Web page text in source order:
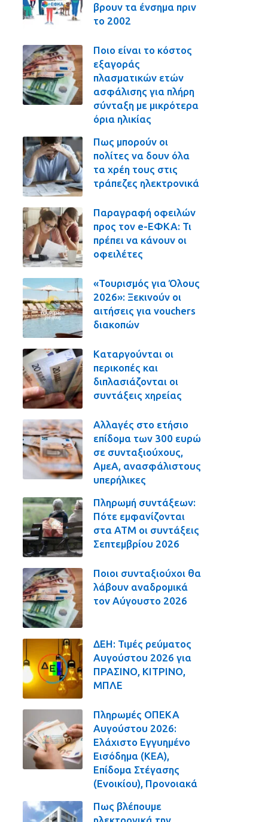
βρουν τα ένσημα πριν
το 2002
Ποιο είναι το κόστος
εξαγοράς
πλασματικών ετών
ασφάλισης για πλήρη
σύνταξη με μικρότερα
όρια ηλικίας
Πως μπορούν οι
πολίτες να δουν όλα
τα χρέη τους στις
τράπεζες ηλεκτρονικά
Παραγραφή οφειλών
προς τον e-ΕΦΚΑ: Τι
πρέπει να κάνουν οι
οφειλέτες
«Τουρισμός για Όλους
2026»: Ξεκινούν οι
αιτήσεις για vouchers
διακοπών
Καταργούνται οι
περικοπές και
διπλασιάζονται οι
συντάξεις χηρείας
Αλλαγές στο ετήσιο
επίδομα των 300 ευρώ
σε συνταξιούχους,
ΑμεΑ, ανασφάλιστους
υπερήλικες
Πληρωμή συντάξεων:
Πότε εμφανίζονται
στα ΑΤΜ οι συντάξεις
Σεπτεμβρίου 2026
Ποιοι συνταξιούχοι θα
λάβουν αναδρομικά
τον Αύγουστο 2026
ΔΕΗ: Τιμές ρεύματος
Αυγούστου 2026 για
ΠΡΑΣΙΝΟ, ΚΙΤΡΙΝΟ,
ΜΠΛΕ
Πληρωμές ΟΠΕΚΑ
Αυγούστου 2026:
Ελάχιστο Εγγυημένο
Εισόδημα (ΚΕΑ),
Επίδομα Στέγασης
(Ενοικίου), Προνοιακά
Πως βλέπουμε